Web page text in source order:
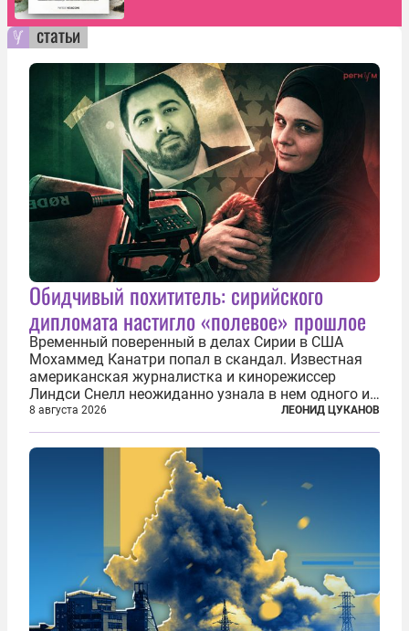
статьи
Обидчивый похититель: сирийского
дипломата настигло «полевое» прошлое
Временный поверенный в делах Сирии в США
Мохаммед Канатри попал в скандал. Известная
американская журналистка и кинорежиссер
Линдси Снелл неожиданно узнала в нем одного из
бандитов, похитивших ее в сирийском Алеппо в
2016 году. Журналистка убеждена, что Канатри, в
то время известный под подпольным...
8 августа 2026 ЛЕОНИД ЦУКАНОВ